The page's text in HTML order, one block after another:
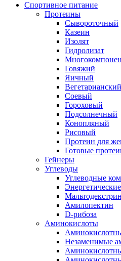
Спортивное питание
Протеины
Сывороточный
Казеин
Изолят
Гидролизат
Говяжий
Яичный
Вегетарианский
Соевый
Гороховый
Подсолнечный
Конопляный
Рисовый
Протеин для
Готовые
Гейнеры
Углеводы
Углеводные
Мальтодекстрин
Амилопектин
D-рибоза
Аминокислоты
Незаменимые